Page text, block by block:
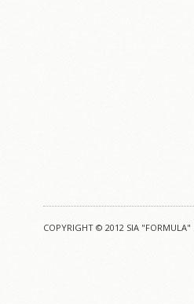
COPYRIGHT © 2012 SIA "FORMULA"